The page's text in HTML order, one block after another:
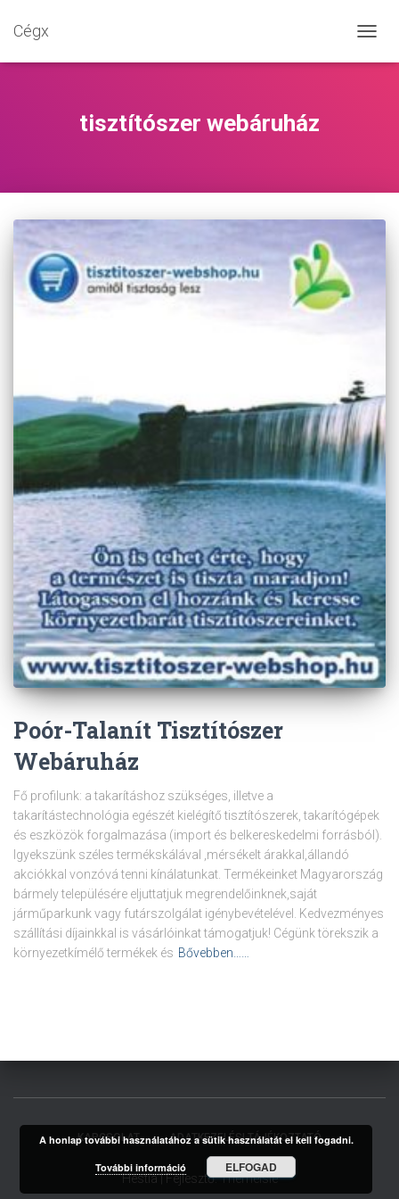
Cégx
BE-/
tisztítószer webáruház
Poór-Talanít Tisztítószer
Webáruház
Fő profilunk: a takarításhoz szükséges, illetve a
takarítástechnológia egészét kielégítő tisztítószerek, takarítógépek
és eszközök forgalmazása (import és belkereskedelmi forrásból).
Igyekszünk széles termékskálával ,mérsékelt árakkal,állandó
akciókkal vonzóvá tenni kínálatunkat. Termékeinket Magyarország
bármely településére eljuttatjuk megrendelőinknek,saját
járműparkunk vagy futárszolgálat igénybevételével. Kedvezményes
szállítási díjainkkal is vásárlóinkat támogatjuk! Cégünk törekszik a
környezetkímélő termékek és Bővebben……
KAPCSOLAT ADATKEZELÉSI TÁJÉKOZTATÓ
Hestia | Fejlesztő:ThemeIsle
A honlap további használatához a sütik használatát el kell fogadni.
További információ ELFOGAD